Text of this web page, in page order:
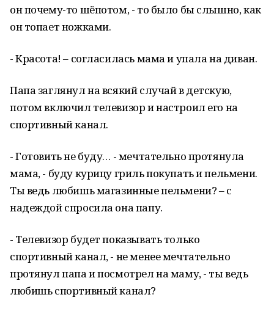
он почему-то шёпотом, - то было бы слышно, как
он топает ножками.
- Красота! – согласилась мама и упала на диван.
Папа заглянул на всякий случай в детскую,
потом включил телевизор и настроил его на
спортивный канал.
- Готовить не буду… - мечтательно протянула
мама, - буду курицу гриль покупать и пельмени.
Ты ведь любишь магазинные пельмени? – с
надеждой спросила она папу.
- Телевизор будет показывать только
спортивный канал, - не менее мечтательно
протянул папа и посмотрел на маму, - ты ведь
любишь спортивный канал?